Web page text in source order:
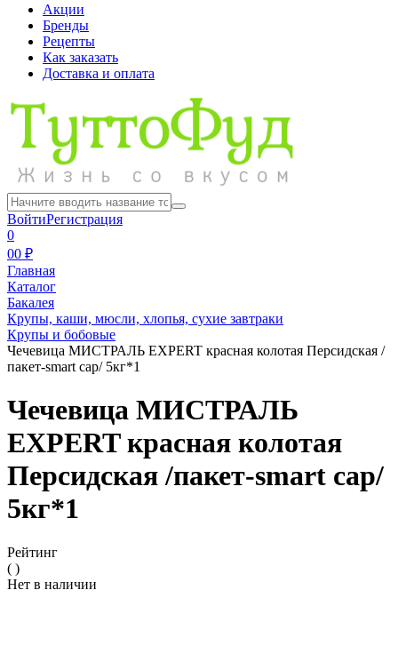
Акции
Бренды
Рецепты
Как заказать
Доставка и оплата
ВойтиРегистрация
0
00 ₽
Главная
Каталог
Бакалея
Крупы, каши, мюсли, хлопья, сухие завтраки
Крупы и бобовые
Чечевица МИСТРАЛЬ EXPERT красная колотая Персидская /
пакет-smart cap/ 5кг*1
Чечевица МИСТРАЛЬ
EXPERT красная колотая
Персидская /пакет-smart cap/
5кг*1
Рейтинг
( )
Нет в наличии